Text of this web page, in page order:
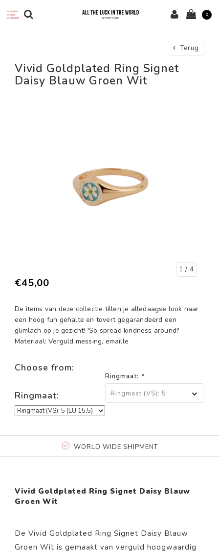
0
Terug
Vivid Goldplated Ring Signet
Daisy Blauw Groen Wit
1 / 4
€45,00
De items van deze collectie tillen je alledaagse look naar
een hoog fun gehalte en tovert gegarandeerd een
glimlach op je gezicht! 'So spread kindness around!'
Materiaal: Verguld messing, emaille
Choose from:
Ringmaat:
Ringmaat: *
Ringmaat (VS): 5
WORLD WIDE SHIPMENT
Vivid Goldplated Ring Signet Daisy Blauw
Groen Wit
De Vivid Goldplated Ring Signet Daisy Blauw
Groen Wit is gemaakt van verguld hoogwaardig